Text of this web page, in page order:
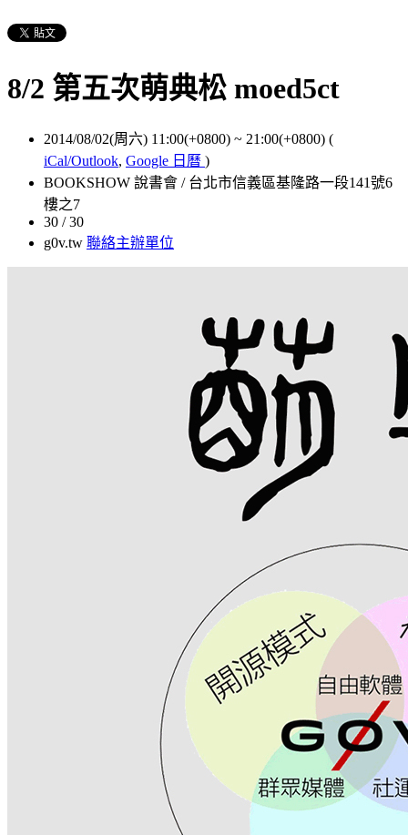
8/2 第五次萌典松 moed5ct
2014/08/02(周六) 11:00(+0800) ~ 21:00(+0800) (
iCal/Outlook, Google 日曆 )
BOOKSHOW 說書會 / 台北市信義區基隆路一段141號6
樓之7
30 / 30
g0v.tw 聯絡主辦單位